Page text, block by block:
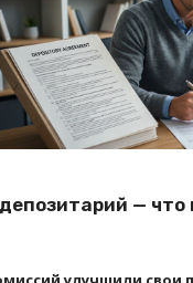
—